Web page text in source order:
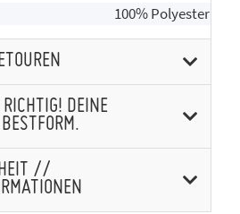
100% Polyester
DEINE
//